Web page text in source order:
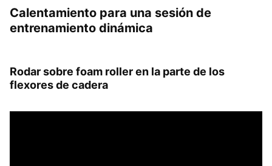
Calentamiento para una sesión de
entrenamiento dinámica
Rodar sobre foam roller en la parte de los
flexores de cadera